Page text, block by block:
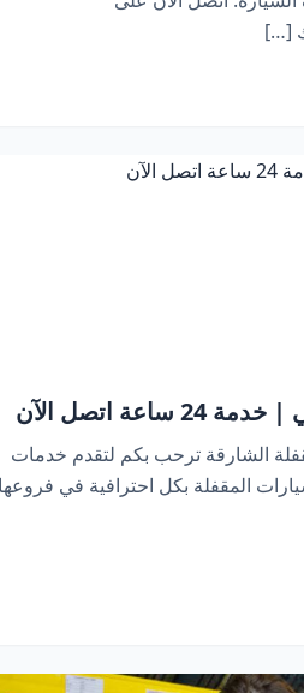
اتصل الآن
الشارقة ترحب بكم لتقدم خدمات
المقفلة بكل احترافية في فروعها